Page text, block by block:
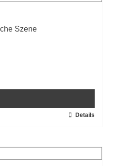
Szene
Details